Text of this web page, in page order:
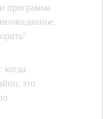
программа
это